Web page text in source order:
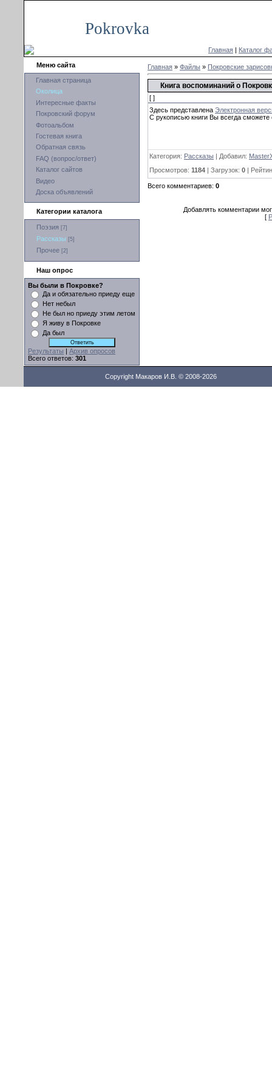
Pokrovka
Главная | Каталог
Меню сайта
Главная страница
Околица
Интересные факты
Покровский форум
Фотоальбом
Гостевая книга
Обратная связь
FAQ (вопрос/ответ)
Каталог сайтов
Видео
Доска объявлений
Категории каталога
Поэзия [7]
Рассказы [5]
Прочее [2]
Наш опрос
Вы были в Покровке?
Да и обязательно приеду еще
Нет небыл
Не был но приеду этим летом
Я живу в Покровке
Да был
Результаты | Архив опросов
Всего ответов: 301
Главная » Файлы » Покровские
Книга воспоминаний о
[ ]
Здесь представлена Электронная
С рукописью книги Вы всегда
Категория: Рассказы | Добавил:
Просмотров: 1184 | Загрузок: 0 |
Всего комментариев: 0
Добавлять комментарии
[
Copyright Макаров И.В. © 2008-2026